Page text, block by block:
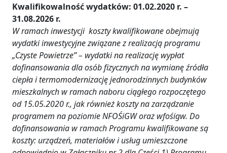
Kwalifikowalność wydatków: 01.02.2020 r. –
31.08.2026 r.
W ramach inwestycji koszty kwalifikowane obejmują
wydatki inwestycyjne związane z realizacją programu
„Czyste Powietrze” – wydatki na realizację wypłat
dofinansowania dla osób fizycznych na wymianę źródła
ciepła i termomodernizację jednorodzinnych budynków
mieszkalnych w ramach naboru ciągłego rozpoczętego
od 15.05.2020 r., jak również koszty na zarządzanie
programem na poziomie NFOŚiGW oraz wfośigw. Do
dofinansowania w ramach Programu kwalifikowane są
koszty: urządzeń, materiałów i usług umieszczone